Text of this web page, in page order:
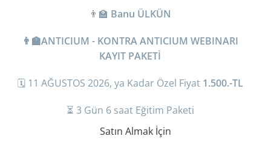
👨‍🏫 Banu ÜLKÜN
👨‍🏫ANTICIUM - KONTRA ANTICIUM WEBINARI
KAYIT PAKETİ
🗓️ 11 AĞUSTOS 2026, ya Kadar Özel Fiyat 1.500.-TL
⏳ 3 Gün 6 saat Eğitim Paketi
Satın Almak İçin